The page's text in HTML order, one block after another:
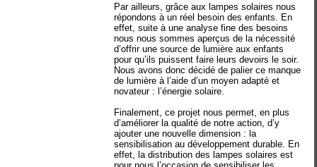
Par ailleurs, grâce aux lampes solaires nous
répondons à un réel besoin des enfants. En
effet, suite à une analyse fine des besoins
nous nous sommes aperçus de la nécessité
d’offrir une source de lumière aux enfants
pour qu’ils puissent faire leurs devoirs le soir.
Nous avons donc décidé de palier ce manque
de lumière à l’aide d’un moyen adapté et
novateur : l’énergie solaire.
Finalement, ce projet nous permet, en plus
d’améliorer la qualité de notre action, d’y
ajouter une nouvelle dimension : la
sensibilisation au développement durable. En
effet, la distribution des lampes solaires est
pour nous l’occasion de sensibiliser les